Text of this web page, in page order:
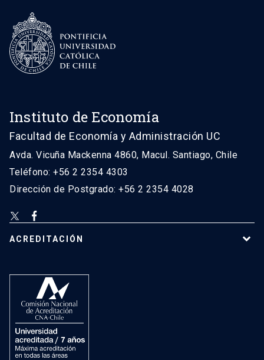
Instituto de Economía
Facultad de Economía y Administración UC
Avda. Vicuña Mackenna 4860, Macul. Santiago, Chile
Teléfono: +56 2 2354 4303
Dirección de Postgrado: +56 2 2354 4028
ACREDITACIÓN